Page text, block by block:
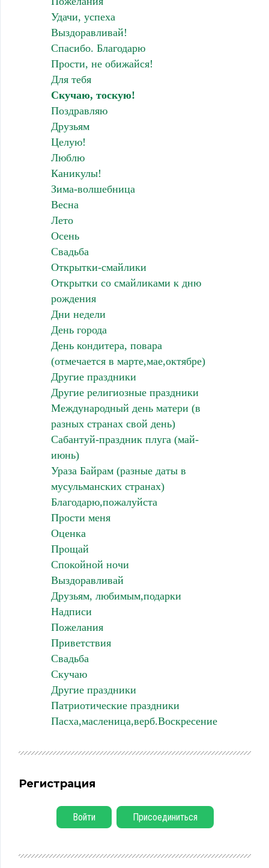
Удачи, успеха
Выздоравливай!
Спасибо. Благодарю
Прости, не обижайся!
Для тебя
Скучаю, тоскую!
Поздравляю
Друзьям
Целую!
Люблю
Каникулы!
Зима-волшебница
Весна
Лето
Осень
Свадьба
Открытки-смайлики
Открытки со смайликами к дню
рождения
Дни недели
День города
День кондитера, повара
(отмечается в марте,мае,октябре)
Другие праздники
Другие религиозные праздники
Международный день матери (в
разных странах свой день)
Сабантуй-праздник плуга (май-
июнь)
Ураза Байрам (разные даты в
мусульманских странах)
Благодарю,пожалуйста
Прости меня
Оценка
Прощай
Спокойной ночи
Выздоравливай
Друзьям, любимым,подарки
Надписи
Пожелания
Приветствия
Свадьба
Скучаю
Другие праздники
Патриотические праздники
Пасха,масленица,верб.Воскресение
Регистрация
Войти Присоединиться